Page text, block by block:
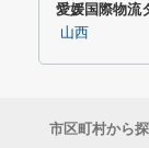
愛媛国際物流
山西
市区町村から